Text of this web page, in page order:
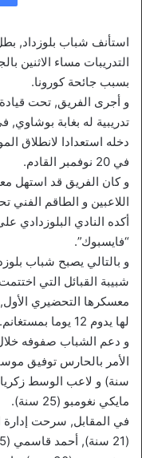
التدريبات مساء الاثنين
بسبب جائحة كورونا.
و أجرى الفريق, تحت
تدريبية له بغابة
في 20 نوفمبر القادم.
و كان الفريق قد استهل
اللاعبين و الطاقم
أكده النادي البلوزدادي
“فايسبوك”.
و بالتالي يصبح شباب
شبيبة القبائل التي
معسكرها التحضيري
لها يدوم 12 يوما بمستغانم.
و دعم الشباب صفوفه خلال
مايكي نغومبو (25 سنة).
في المقابل, سرحت